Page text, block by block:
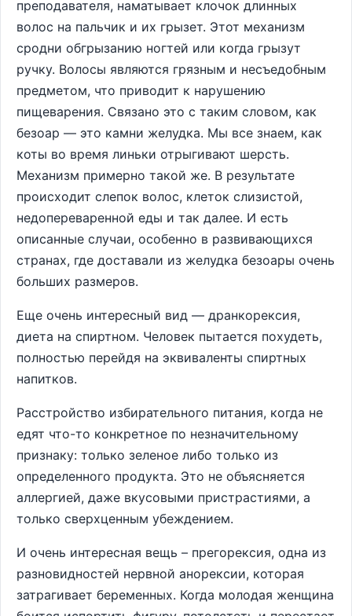
преподавателя, наматывает клочок длинных
волос на пальчик и их грызет. Этот механизм
сродни обгрызанию ногтей или когда грызут
ручку. Волосы являются грязным и несъедобным
предметом, что приводит к нарушению
пищеварения. Связано это с таким словом, как
безоар — это камни желудка. Мы все знаем, как
коты во время линьки отрыгивают шерсть.
Механизм примерно такой же. В результате
происходит слепок волос, клеток слизистой,
недопереваренной еды и так далее. И есть
описанные случаи, особенно в развивающихся
странах, где доставали из желудка безоары очень
больших размеров.
Еще очень интересный вид — дранкорексия,
диета на спиртном. Человек пытается похудеть,
полностью перейдя на эквиваленты спиртных
напитков.
Расстройство избирательного питания, когда не
едят что-то конкретное по незначительному
признаку: только зеленое либо только из
определенного продукта. Это не объясняется
аллергией, даже вкусовыми пристрастиями, а
только сверхценным убеждением.
И очень интересная вещь – прегорексия, одна из
разновидностей нервной анорексии, которая
затрагивает беременных. Когда молодая женщина